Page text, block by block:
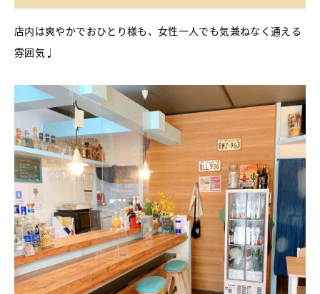
店内は爽やかでおひとり様も、女性一人でも気兼ねなく通える
雰囲気♩